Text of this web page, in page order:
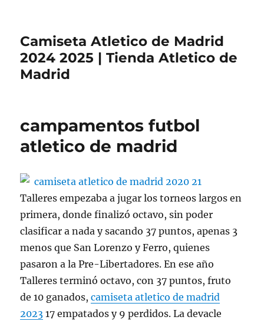
Camiseta Atletico de Madrid
2024 2025 | Tienda Atletico de
Madrid
campamentos futbol
atletico de madrid
Talleres empezaba a jugar los torneos largos en
primera, donde finalizó octavo, sin poder
clasificar a nada y sacando 37 puntos, apenas 3
menos que San Lorenzo y Ferro, quienes
pasaron a la Pre-Libertadores. En ese año
Talleres terminó octavo, con 37 puntos, fruto
de 10 ganados,camiseta atletico de madrid
2023 17 empatados y 9 perdidos. La devacle